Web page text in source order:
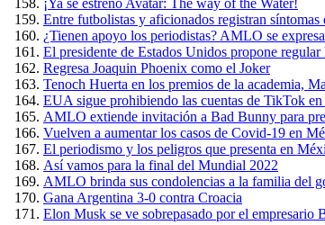
¡Ya se estrenó Avatar: The way of the Water!
Entre futbolistas y aficionados registran
¿Tienen apoyo los periodistas? AMLO se
El presidente de Estados Unidos propone
Regresa Joaquin Phoenix como el Joker
Tenoch Huerta en los premios de la academia,
EUA sigue prohibiendo las cuentas de TikTok en
AMLO extiende invitación a Bad Bunny para
Vuelven a aumentar los casos de Covid-19 en
El periodismo y los peligros que presenta en
Así vamos para la final del Mundial 2022
AMLO brinda sus condolencias a la familia del
Gana Argentina 3-0 contra Croacia
Elon Musk se ve sobrepasado por el empresario